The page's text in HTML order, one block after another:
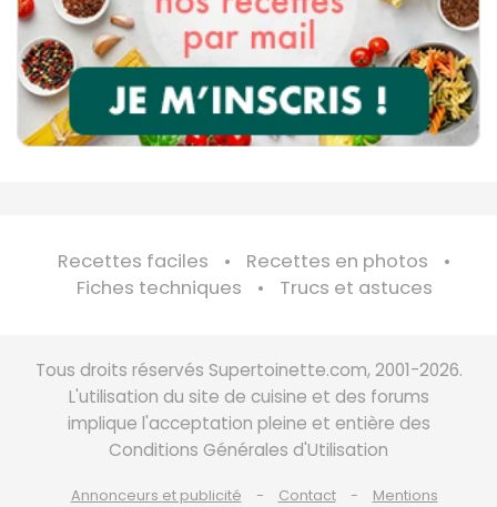
Recettes faciles
Recettes en photos
Fiches techniques
Trucs et astuces
Tous droits réservés Supertoinette.com, 2001-2026.
L'utilisation du site de cuisine et des forums
implique l'acceptation pleine et entière des
Conditions Générales d'Utilisation
Annonceurs et publicité Contact
Mentions